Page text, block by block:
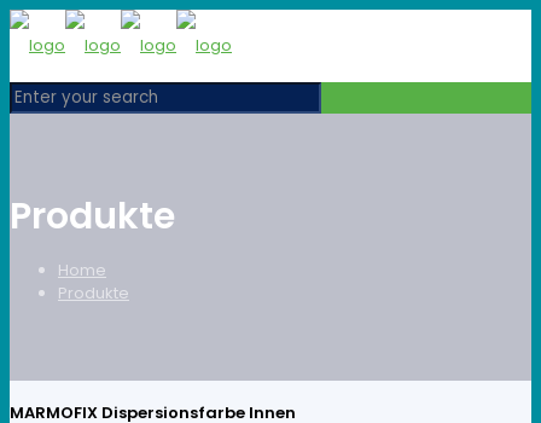
Produkte
Home
Produkte
MARMOFIX Dispersionsfarbe Innen